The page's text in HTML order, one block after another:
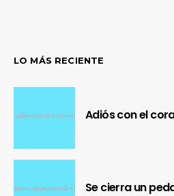
LO MÁS RECIENTE
Adiós con el
Se cierra un